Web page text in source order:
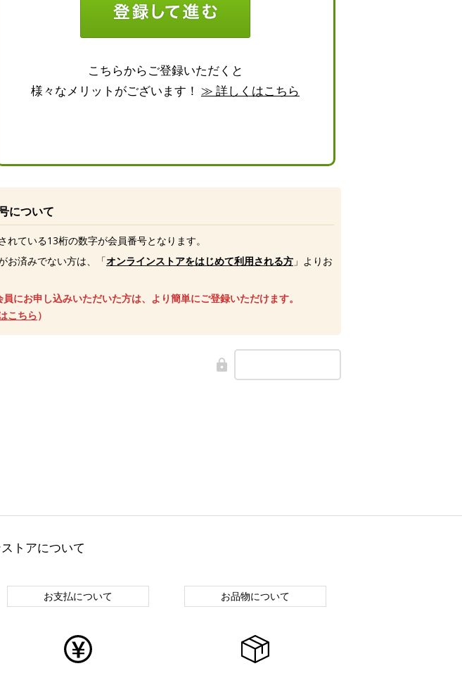
こちらからご登録いただくと
様々なメリットがございます！ ≫ 詳しくはこちら
について
れている13桁の数字が会員番号となります。
お済みでない方は、「オンラインストアをはじめて利用される方 」よりお
にお申し込みいただいた方は、より簡単にご登録いただけます。
こちら）
トアについて
お支払について お品物について